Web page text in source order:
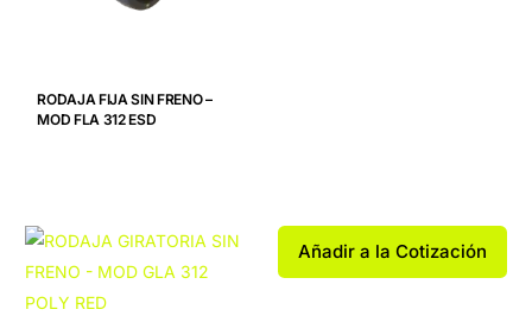
RODAJA FIJA SIN FRENO –
MOD FLA 312 ESD
Añadir a la Cotización